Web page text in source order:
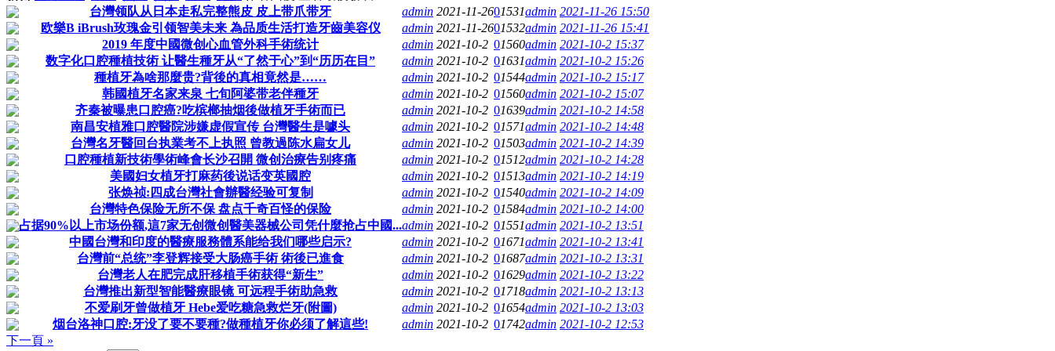
台灣领队从日本走私完整熊皮 皮上带爪带牙
admin 2021-11-2601531admin 2021-11-26 15:50
欧樂B iBrush玫瑰金引领智美未来 為品质生活打造牙齒美容仪
admin 2021-11-2601532admin 2021-11-26 15:41
2019 年度中國微创心血管外科手術统计
admin 2021-10-2 01560admin 2021-10-2 15:37
数字化口腔種植技術 让醫生種牙从“了然于心”到“历历在目”
admin 2021-10-2 01631admin 2021-10-2 15:26
種植牙為啥那麼贵?背後的真相竟然是……
admin 2021-10-2 01544admin 2021-10-2 15:17
韩國植牙名家来泉 七旬阿婆带老伴種牙
admin 2021-10-2 01560admin 2021-10-2 15:07
齐秦被曝患口腔癌?吃槟榔抽烟後做植牙手術而已
admin 2021-10-2 01639admin 2021-10-2 14:58
南昌安植雅口腔醫院涉嫌虚假宣传 台灣醫生是噱头
admin 2021-10-2 01571admin 2021-10-2 14:48
台灣名牙醫回台执業考不上执照 曾教過陈水扁女儿
admin 2021-10-2 01503admin 2021-10-2 14:39
口腔種植新技術學術峰會长沙召開 微创治療告别疼痛
admin 2021-10-2 01512admin 2021-10-2 14:28
美國妇女植牙打麻药後说话变英國腔
admin 2021-10-2 01513admin 2021-10-2 14:19
张焕祯:四成台灣社會辦醫经验可复制
admin 2021-10-2 01540admin 2021-10-2 14:09
台灣特色保险无所不保 盘点千奇百怪的保险
admin 2021-10-2 01584admin 2021-10-2 14:00
占据90%以上市场份额,這7家无创微创醫美器械公司凭什麼抢占中國...admin 2021-10-2 01551admin 2021-10-2 13:51
中國台灣和印度的醫療服務體系能给我们哪些启示?
admin 2021-10-2 01671admin 2021-10-2 13:41
台灣前“总统”李登辉接受大肠癌手術 術後已進食
admin 2021-10-2 01687admin 2021-10-2 13:31
台灣老人在肥完成肝移植手術获得“新生”
admin 2021-10-2 01629admin 2021-10-2 13:22
台灣推出新型智能醫療眼镜 可远程手術助急救
admin 2021-10-2 01718admin 2021-10-2 13:13
不爱刷牙曾做植牙 Hebe爱吃糖急救烂牙(附圖)
admin 2021-10-2 01654admin 2021-10-2 13:03
烟台洛神口腔:牙没了要不要種?做種植牙你必须了解這些!
admin 2021-10-2 01742admin 2021-10-2 12:53
下一頁 »